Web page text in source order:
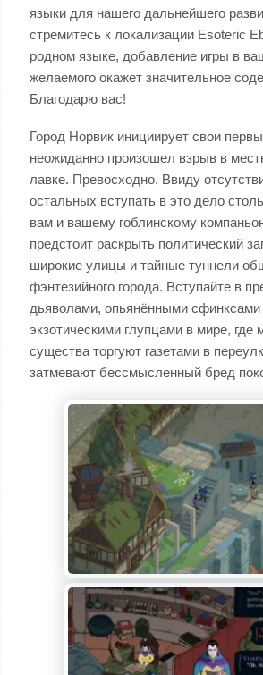
языки для нашего дальнейшего
стремитесь к локализации Esoteric
родном языке, добавление игры в
желаемого окажет значительное
Благодарю вас!
Город Норвик инициирует свои
неожиданно произошел взрыв в
лавке. Превосходно. Ввиду
остальных вступать в это дело
вам и вашему гоблинскому
предстоит раскрыть политический
широкие улицы и тайные туннели
фэнтезийного города. Вступайте в
дьяволами, опьянёнными сфинксами
экзотическими глупцами в мире, где
существа торгуют газетами в
затмевают бессмысленный бред